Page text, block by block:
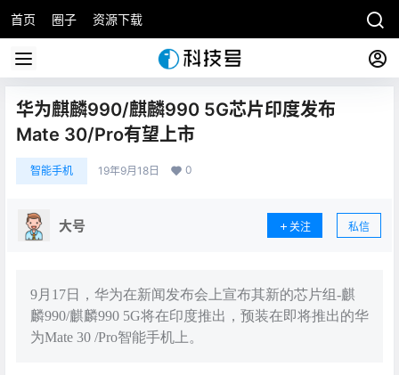
首页 圈子 资源下载
华为麒麟990/麒麟990 5G芯片印度发布
Mate 30/Pro有望上市
智能手机 19年9月18日 0
大号 关注 私信
9月17日，华为在新闻发布会上宣布其新的芯片组-麒
麟990/麒麟990 5G将在印度推出，预装在即将推出的华
为Mate 30 /Pro智能手机上。